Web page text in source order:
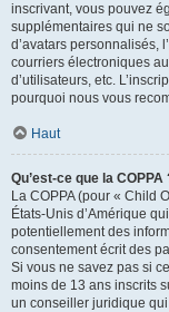
inscrivant, vous pouvez
supplémentaires qui ne
d’avatars personnalisés,
courriers électroniques
d’utilisateurs, etc.
pourquoi nous vous
Haut
Qu’est-ce que la COPPA
La COPPA (pour « Child
États-Unis d’Amérique
potentiellement des
consentement écrit des
Si vous ne savez pas si
moins de 13 ans inscrits
un conseiller juridique